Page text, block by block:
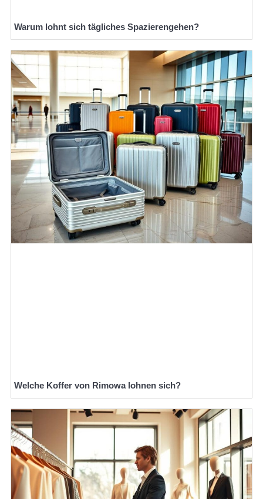
Warum lohnt sich tägliches Spazierengehen?
Welche Koffer von Rimowa lohnen sich?